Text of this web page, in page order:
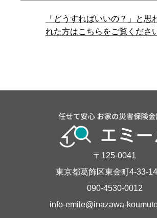
「どうすればいいの？」と思
れた方はこちらをご覧くださ
〒125-0041
東京都葛飾区東金町4-33-
090-4530-0012
info-emile@inazawa-